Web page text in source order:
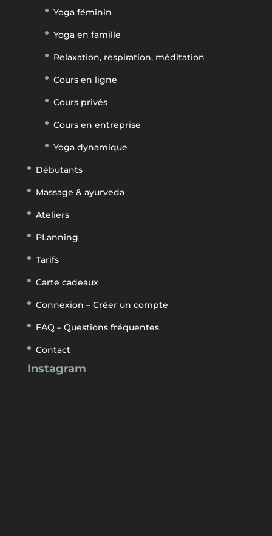
Yoga féminin
Yoga en famille
Relaxation, respiration, méditation
Cours en ligne
Cours privés
Cours en entreprise
Yoga dynamique
Débutants
Massage & ayurveda
Ateliers
PLanning
Tarifs
Carte cadeaux
Connexion – Créer un compte
FAQ – Questions fréquentes
Contact
Instagram